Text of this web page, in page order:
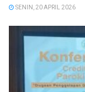
SENIN, 20 APRIL 2026